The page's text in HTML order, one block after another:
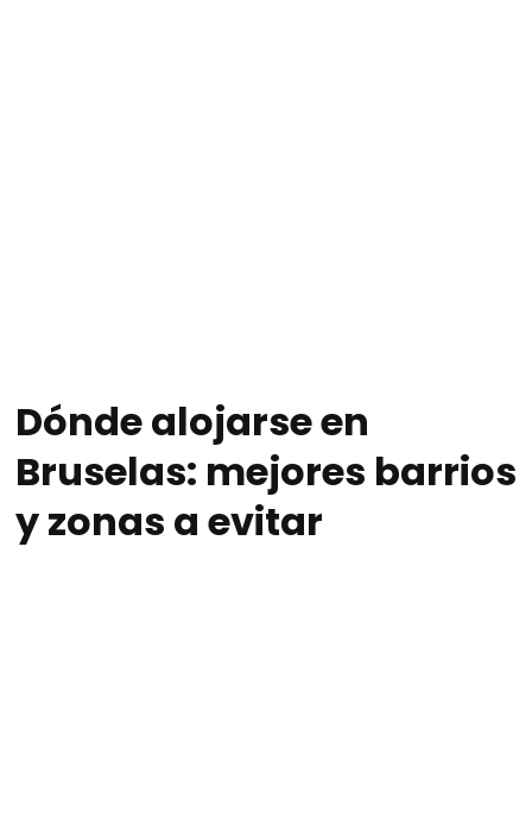
Dónde alojarse en
Bruselas: mejores barrios
y zonas a evitar